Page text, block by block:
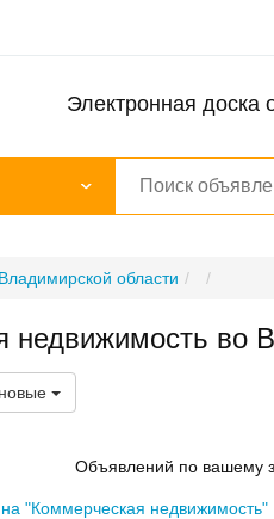
Электронная доска
области
недвижимость во
Объявлений по вашему
"Коммерческая недвижимость"